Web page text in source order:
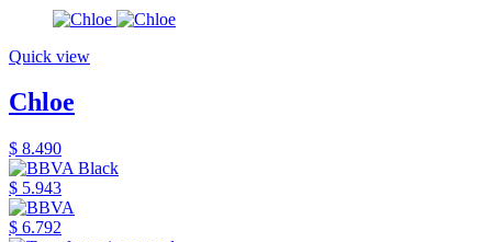
Quick view
Chloe
$ 8.490
$ 5.943
$ 6.792